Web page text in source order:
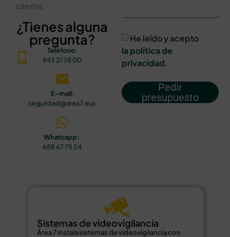
cliente.
¿Tienes alguna
pregunta?
Teléfono:
943 21 78 00
E-mail:
seguridad@area7.eus
Whatsapp:
688 67 75 24
He leído y acepto
la política de
privacidad.
Pedir
presupuesto
Sistemas de videovigilancia
Área 7 instala sistemas de videovigilancia con